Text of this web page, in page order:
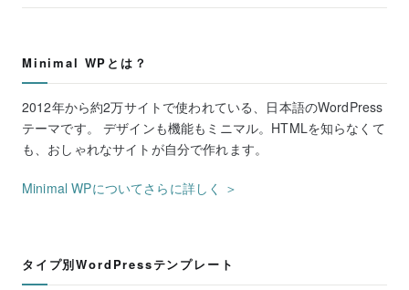
Minimal WPとは？
2012年から約2万サイトで使われている、日本語のWordPress
テーマです。 デザインも機能もミニマル。HTMLを知らなくて
も、おしゃれなサイトが自分で作れます。
Minimal WPについてさらに詳しく ＞
タイプ別WordPressテンプレート